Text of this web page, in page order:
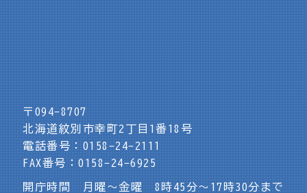
〒094-8707
北海道紋別市幸町2丁目1番18号
電話番号：0158-24-2111
FAX番号：0158-24-6925
開庁時間 月曜～金曜 8時45分～17時30分まで